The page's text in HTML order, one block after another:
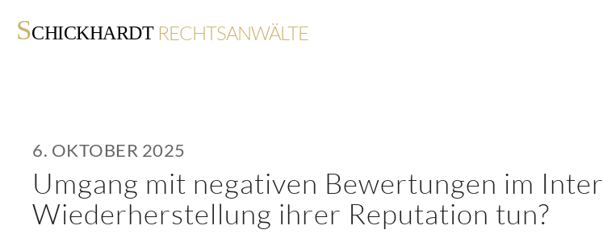
SCHICKHARDT RECHTSANWÄLTE
6. OKTOBER 2025
Umgang mit negativen Bewertungen im
Wiederherstellung ihrer Reputation tun?